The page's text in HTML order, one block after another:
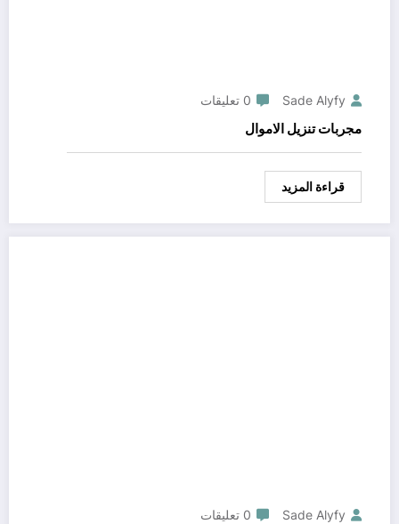
Sade Alyfy 0 تعليقات
مجربات تنزيل الاموال
قراءة المزيد
Sade Alyfy 0 تعليقات